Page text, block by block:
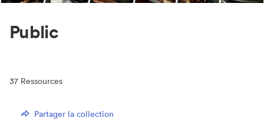
Public
37 Ressources
Partager la collection